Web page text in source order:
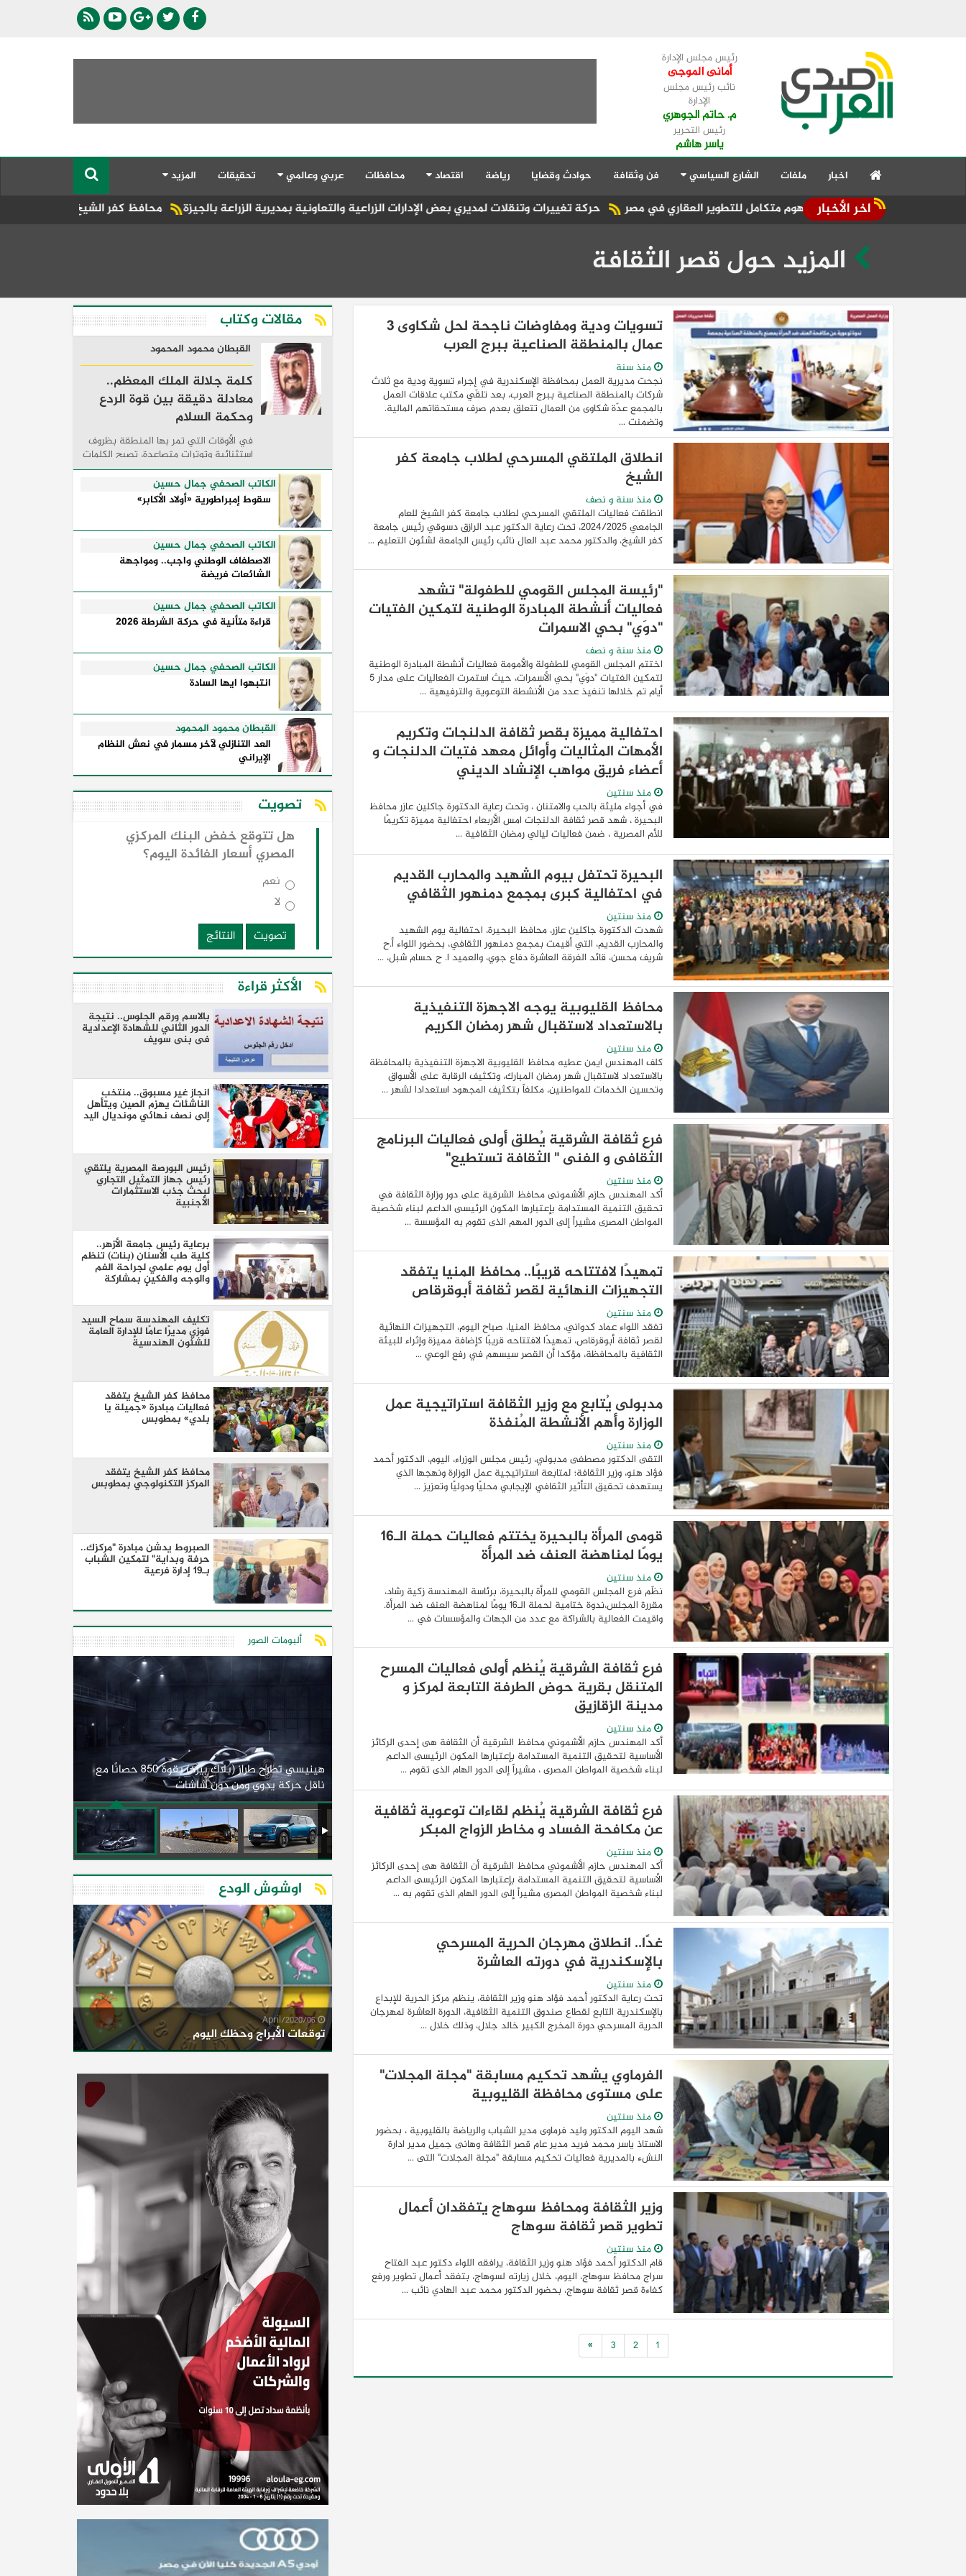
رئيس مجلس الإدارة
أمانى الموجى
نائب رئيس مجلس
الإدارة
م. حاتم الجوهري
رئيس التحرير
ياسر هاشم
اخبار ملفات الشارع السياسي فن وثقافة حوادث وقضايا رياضة اقتصاد محافظات عربي وعالمي تحقيقات المزيد
اخر الأخبار محافظ كفر الشيخ يتفقد فعاليات مبادرة «جميلة حركة تغييرات وتنقلات لمديري بعض الإدارات الزراعية والتعاونية بمديرية الزراعة بالجيزة
المزيد حول قصر الثقافة
تسويات ودية ومفاوضات ناجحة لحل شكاوى 3
عمال بالمنطقة الصناعية ببرج العرب
منذ سنة
نجحت مديرية العمل بمحافظة الإسكندرية في إجراء تسوية ودية مع ثلاث
شركات بالمنطقة الصناعية ببرج العرب، بعد تلقّي مكتب علاقات العمل
بالمجمع عدّة شكاوى من العمال تتعلق بعدم صرف مستحقاتهم المالية.
وتضمنت ...
انطلاق الملتقي المسرحي لطلاب جامعة كفر
الشيخ
منذ سنة و نصف
انطلقت فعاليات الملتقي المسرحي لطلاب جامعة كفر الشيخ للعام
الجامعي 2024/2025، تحت رعاية الدكتور عبد الرازق دسوقي رئيس جامعة
كفر الشيخ، والدكتور محمد عبد العال نائب رئيس الجامعة لشئون التعليم ...
"رئيسة المجلس القومي للطفولة" تشهد
فعاليات أنشطة المبادرة الوطنية لتمكين الفتيات
"دوَي" بحي الاسمرات
منذ سنة و نصف
اختتم المجلس القومي للطفولة والأمومة فعاليات أنشطة المبادرة الوطنية
لتمكين الفتيات "دوَي" بحي الأسمرات، حيث استمرت الفعاليات على مدار 5
أيام تم خلالها تنفيذ عدد من الأنشطة التوعوية والترفيهية ...
احتفالية مميزة بقصر ثقافة الدلنجات وتكريم
الأمهات المثاليات وأوائل معهد فتيات الدلنجات و
أعضاء فريق مواهب الإنشاد الديني
منذ سنتين
في أجواء مليئة بالحب والامتنان ، وتحت رعاية الدكتورة جاكلين عازر محافظ
البحيرة ، شهد قصر ثقافة الدلنجات امس الأربعاء احتفالية مميزة تكريمًا
للأم المصرية ، ضمن فعاليات ليالي رمضان الثقافية ...
البحيرة تحتفل بيوم الشهيد والمحارب القديم
في احتفالية كبرى بمجمع دمنهور الثقافي
منذ سنتين
شهدت الدكتورة جاكلين عازر، محافظ البحيرة، احتفالية يوم الشهيد
والمحارب القديم، التي أقيمت بمجمع دمنهور الثقافي، بحضور اللواء أ.ح
شريف محسن، قائد الفرقة العاشرة دفاع جوي، والعميد ا. ح حسام شبل، ...
محافظ القليوبية يوجه الاجهزة التنفيذية
بالاستعداد لاستقبال شهر رمضان الكريم
منذ سنتين
كلف المهندس ايمن عطيه محافظ القليوبية الاجهزة التنفيذية بالمحافظة
بالاستعداد لاستقبال شهر رمضان المبارك، وتكثيف الرقابة على الأسواق
وتحسين الخدمات للمواطنين، مكلفاً بتكثيف المجهود استعدادا لشهر ...
فرع ثقافة الشرقية يُطلق أولى فعاليات البرنامج
الثقافى و الفنى " الثقافة تستطيع"
منذ سنتين
أكد المهندس حازم الأشمونى محافظ الشرقية على دور وزارة الثقافة في
تحقيق التنمية المستدامة بإعتبارها المكون الرئيسى الداعم لبناء شخصية
المواطن المصرى مشيراً إلى الدور المهم الذى تقوم به المؤسسة ...
تمهيدًا لافتتاحه قريبًا.. محافظ المنيا يتفقد
التجهيزات النهائية لقصر ثقافة أبوقرقاص
منذ سنتين
تفقد اللواء عماد كدواني، محافظ المنيا، صباح اليوم، التجهيزات النهائية
لقصر ثقافة أبوقرقاص، تمهيدًا لافتتاحه قريبًا كإضافة مميزة وإثراء للبيئة
الثقافية بالمحافظة، مؤكدا أن القصر سيسهم في رفع الوعي ...
مدبولى يُتابع مع وزير الثقافة استراتيجية عمل
الوزارة وأهم الأنشطة المُنفذة
منذ سنتين
التقى الدكتور مصطفى مدبولي، رئيس مجلس الوزراء، اليوم، الدكتور أحمد
فؤاد هنو، وزير الثقافة؛ لمتابعة استراتيجية عمل الوزارة ونهجها الذي
يستهدف تحقيق التأثير الثقافي الإيجابي محليًا ودوليًا وتعزيز ...
قومى المرأة بالبحيرة يختتم فعاليات حملة الـ16
يومًا لمناهضة العنف ضد المرأة
منذ سنتين
نظّم فرع المجلس القومي للمرأة بالبحيرة، برئاسة المهندسة زكية رشاد،
مقررة المجلس،ندوة ختامية لحملة الـ16 يومًا لمناهضة العنف ضد المرأة.
واقيمت الفعالية بالشراكة مع عدد من الجهات والمؤسسات في ...
فرع ثقافة الشرقية يُنظم أولى فعاليات المسرح
المتنقل بقرية حوض الطرفة التابعة لمركز و
مدينة الزقازيق
منذ سنتين
أكد المهندس حازم الأشموني محافظ الشرقية أن الثقافة هى إحدى الركائز
الأساسية لتحقيق التنمية المستدامة بإعتبارها المكون الرئيسى الداعم
لبناء شخصية المواطن المصرى ، مشيراً إلى الدور الهام الذى تقوم ...
فرع ثقافة الشرقية يُنظم لقاءات توعوية ثقافية
عن مكافحة الفساد و مخاطر الزواج المبكر
منذ سنتين
أكد المهندس حازم الأشموني محافظ الشرقية أن الثقافة هى إحدى الركائز
الأساسية لتحقيق التنمية المستدامة بإعتبارها المكون الرئيسى الداعم
لبناء شخصية المواطن المصرى مشيراً إلى الدور الهام الذى تقوم به ...
غدًا.. انطلاق مهرجان الحرية المسرحي
بالإسكندرية في دورته العاشرة
منذ سنتين
تحت رعاية الدكتور أحمد فؤاد هنو وزير الثقافة، ينظم مركز الحرية للإبداع
بالإسكندرية التابع لقطاع صندوق التنمية الثقافية، الدورة العاشرة لمهرجان
الحرية المسرحي دورة المخرج الكبير خالد جلال، وذلك خلال ...
الفرماوي يشهد تحكيم مسابقة "مجلة المجلات"
على مستوى محافظة القليوبية
منذ سنتين
شهد اليوم الدكتور وليد فرماوى مدير الشباب والرياضة بالقليوبية ، بحضور
الاستاذ ياسر محمد فريد مدير عام قصر الثقافة وهانى جميل مدير ادارة
النشء بالمديرية فعاليات تحكيم مسابقة "مجلة المجلات" التى ...
وزير الثقافة ومحافظ سوهاج يتفقدان أعمال
تطوير قصر ثقافة سوهاج
منذ سنتين
قام الدكتور أحمد فؤاد هنو وزير الثقافة، يرافقه اللواء دكتور عبد الفتاح
سراج محافظ سوهاج، اليوم، خلال زيارته لسوهاج، بتفقد أعمال تطوير ورفع
كفاءة قصر ثقافة سوهاج، بحضور الدكتور محمد عبد الهادي نائب ...
1
2
3
»
مقالات وكتاب
القبطان محمود المحمود
كلمة جلالة الملك المعظم..
معادلة دقيقة بين قوة الردع
وحكمة السلام
في الأوقات التي تمر بها المنطقة بظروف
استثنائية وتوترات متصاعدة، تصبح الكلمات
السياسية أكثر من مجرد مواقف معلنة؛ فهي
تكشف طريقة تفكير الدول، وكيفية إدارتها
للأزمات، والحدود التي تفصل بين القوة ...
الكاتب الصحفي جمال حسين
سقوط إمبراطورية «أولاد الأكابر»
الكاتب الصحفي جمال حسين
الاصطفاف الوطني واجب.. ومواجهة
الشائعات فريضة
الكاتب الصحفي جمال حسين
قراءة متأنية في حركة الشرطة 2026
الكاتب الصحفي جمال حسين
انتبهوا ايها السادة
القبطان محمود المحمود
العد التنازلي لآخر مسمار في نعش النظام
الإيراني
تصويت
هل تتوقع خفض البنك المركزي
المصري أسعار الفائدة اليوم؟
نعم
لا
تصويت
النتائج
الأكثر قراءة
بالاسم ورقم الجلوس.. نتيجة
الدور الثاني للشهادة الإعدادية
فى بنى سويف
انجاز غير مسبوق.. منتخب
الناشئات يهزم الصين ويتأهل
إلى نصف نهائي مونديال اليد
رئيس البورصة المصرية يلتقي
رئيس جهاز التمثيل التجاري
لبحث جذب الاستثمارات
الأجنبية
برعاية رئيس جامعة الأزهر..
كلية طب الأسنان (بنات) تنظم
أول يوم علمي لجراحة الفم
والوجه والفكين بمشاركة
نخبة من كبار الأساتذة والخبراء
تكليف المهندسة سماح السيد
فوزي مديرًا عامًا للإدارة العامة
للشئون الهندسية
محافظ كفر الشيخ يتفقد
فعاليات مبادرة «جميلة يا
بلدي» بمطوبس
محافظ كفر الشيخ يتفقد
المركز التكنولوجي بمطوبس
الصبروط يدشن مبادرة "مركزك..
حرفة وبداية" لتمكين الشباب
بـ19 إدارة فرعية
ألبومات الصور
هينيسي تطرح طراز (بلاك بيرد) بقوة 850 حصانًا مع
ناقل حركة يدوي ومن دون شاشات
وزير النقل يدشن 20 أتوبيسًا جديدًا مكيفًا من إنتاج شركة
النصر للسيارات إلى شركة الاتحاد العربي للنقل البري
(السوبرجيت)
كيا EV9 GT للباحثين عن متعة قيادة السيارات الكهربائية
العائلية
اوشوش الودع
06/April/2020
توقعات الأبراج وحظك اليوم